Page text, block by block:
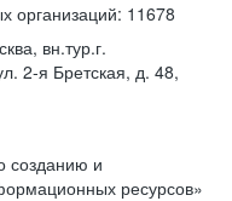
организаций: 11678
вн.тур.г.
2-я Бретская, д. 48,
созданию и
ресурсов»